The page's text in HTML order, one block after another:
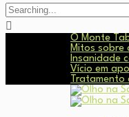
O Monte
Mitos sobre
Insanidade
Vício em
Tratamento